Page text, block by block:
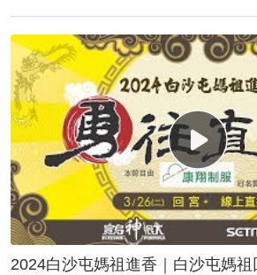
2024白沙屯媽祖進香｜白沙屯媽